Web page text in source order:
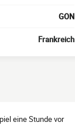
GON
Frankreich
eine Stunde vor